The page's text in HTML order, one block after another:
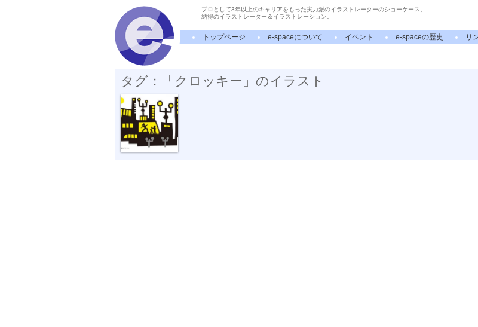
プロとして3年以上のキャリアをもった実力派のイラストレーターのショーケース。
納得のイラストレーター＆イラストレーション。
トップページ e-spaceについて イベント e-spaceの歴史 リ
タグ：「クロッキー」のイラスト
夜のアトリエ